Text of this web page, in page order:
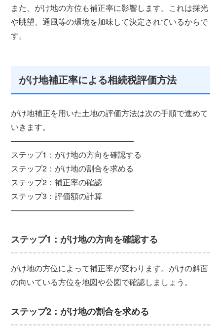
また、がけ地の方位も補正率に影響します。これは採光
や眺望、通風等の環境を加味して決定されているからで
す。
がけ地補正率による相続税評価方法
がけ地補正を用いた土地の評価方法は次の手順で進めて
いきます。
———————————————–
ステップ1：がけ地の方向を確認する
ステップ2：がけ地の割合を求める
ステップ2：補正率の確認
ステップ3：評価額の計算
———————————————–
ステップ1：がけ地の方向を確認する
がけ地の方位によって補正率が変わります。がけの斜面
の向いている方位を地図や公図で確認しましょう。
ステップ2：がけ地の割合を求める